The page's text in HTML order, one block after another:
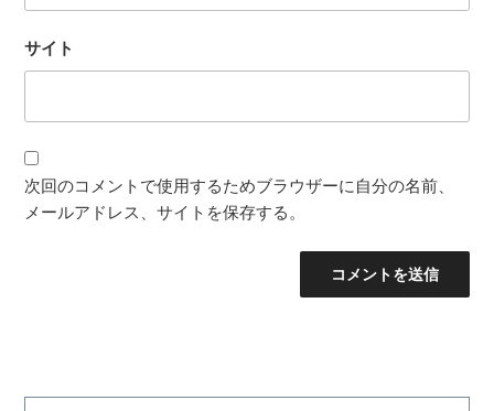
サイト
次回のコメントで使用するためブラウザーに自分の名前、
メールアドレス、サイトを保存する。
投